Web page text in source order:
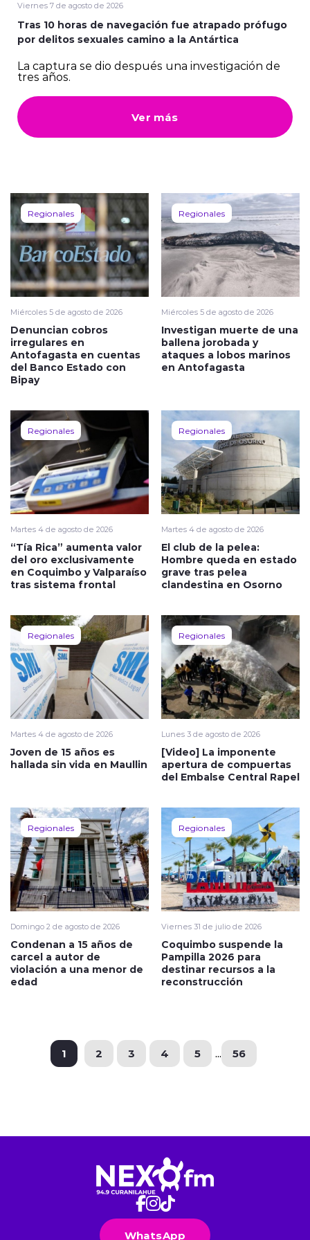
Viernes 7 de agosto de 2026
Tras 10 horas de navegación fue atrapado prófugo
por delitos sexuales camino a la Antártica
La captura se dio después una investigación de
tres años.
Ver más
Regionales
Miércoles 5 de agosto de 2026
Denuncian cobros
irregulares en
Antofagasta en cuentas
del Banco Estado con
Bipay
Regionales
Miércoles 5 de agosto de 2026
Investigan muerte de una
ballena jorobada y
ataques a lobos marinos
en Antofagasta
Regionales
Martes 4 de agosto de 2026
“Tía Rica” aumenta valor
del oro exclusivamente
en Coquimbo y Valparaíso
tras sistema frontal
Regionales
Martes 4 de agosto de 2026
El club de la pelea:
Hombre queda en estado
grave tras pelea
clandestina en Osorno
Regionales
Martes 4 de agosto de 2026
Joven de 15 años es
hallada sin vida en Maullin
Regionales
Lunes 3 de agosto de 2026
[Video] La imponente
apertura de compuertas
del Embalse Central Rapel
Regionales
Domingo 2 de agosto de 2026
Condenan a 15 años de
carcel a autor de
violación a una menor de
edad
Regionales
Viernes 31 de julio de 2026
Coquimbo suspende la
Pampilla 2026 para
destinar recursos a la
reconstrucción
1 2 3 4 5 ... 56
WhatsApp